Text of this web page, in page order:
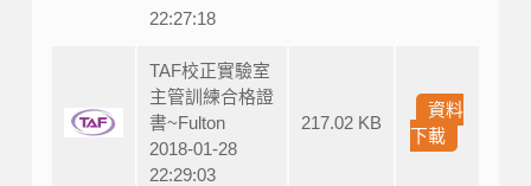
22:27:18
TAF校正實驗室
主管訓練合格證
書~Fulton
2018-01-28
22:29:03
217.02 KB
資料
下載